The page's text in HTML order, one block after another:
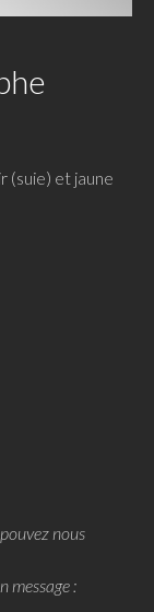
(suie) et jaune
nous
message :